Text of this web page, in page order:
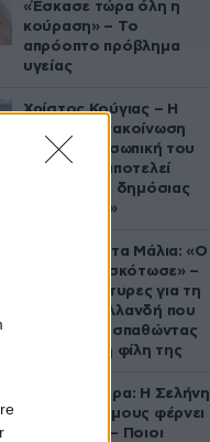
«Έσκασε τώρα όλη η
κούραση» – Το
απρόοπτο πρόβλημα
υγείας
Χρίστος Κούγιας – Η
αυστηρή ανακοίνωση
για την προσωπική του
ζωή: «Δεν αποτελεί
αντικείμενο δημόσιας
συζήτησης»
Τραγωδία στα Μάλια: «Ο
πανικός τη σκότωσε» –
Τι λένε μάρτυρες για τη
42χρονη Ολλανδή που
πνίγηκε προσπαθώντας
να σώσει τη φίλη της
Ζώδια σήμερα: Η Σελήνη
στους Διδύμους φέρνει
ανατροπές – Ποιοι